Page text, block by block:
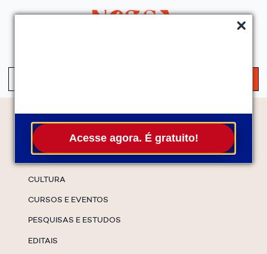
Acesse agora. É gratuito!
Temas
CULTURA
CURSOS E EVENTOS
PESQUISAS E ESTUDOS
EDITAIS